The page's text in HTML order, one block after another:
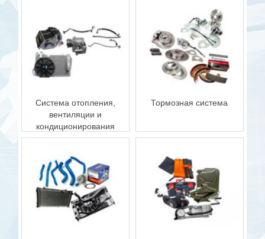
Система отопления,
вентиляции и
кондиционирования
Тормозная система